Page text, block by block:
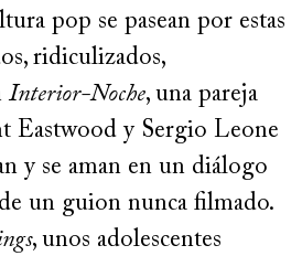
pop se pasean por estas
ridiculizados,
Interior-Noche, una pareja
Eastwood y Sergio Leone
y se aman en un diálogo
un guion nunca filmado.
, unos adolescentes